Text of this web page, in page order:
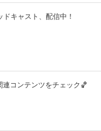
ドキャスト、配信中！
連コンテンツをチェック🏀